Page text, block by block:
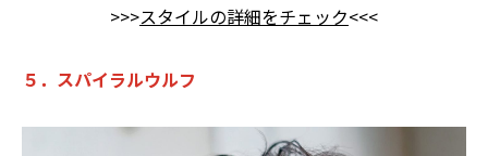
>>>スタイルの詳細をチェック<<<
５．スパイラルウルフ